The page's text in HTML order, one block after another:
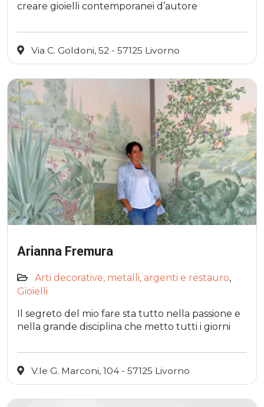
creare gioielli contemporanei d’autore
Via C. Goldoni, 52 - 57125 Livorno
Arianna Fremura
Arti decorative, metalli, argenti e restauro,
Gioielli
Il segreto del mio fare sta tutto nella passione e
nella grande disciplina che metto tutti i giorni
V.le G. Marconi, 104 - 57125 Livorno